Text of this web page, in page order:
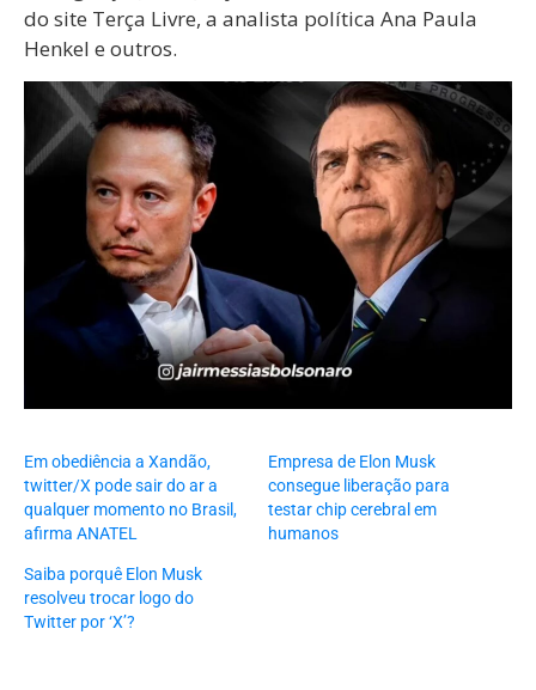
do site Terça Livre, a analista política Ana Paula
Henkel e outros.
Em obediência a Xandão,
twitter/X pode sair do ar a
qualquer momento no Brasil,
afirma ANATEL
Empresa de Elon Musk
consegue liberação para
testar chip cerebral em
humanos
Saiba porquê Elon Musk
resolveu trocar logo do
Twitter por ‘X’?